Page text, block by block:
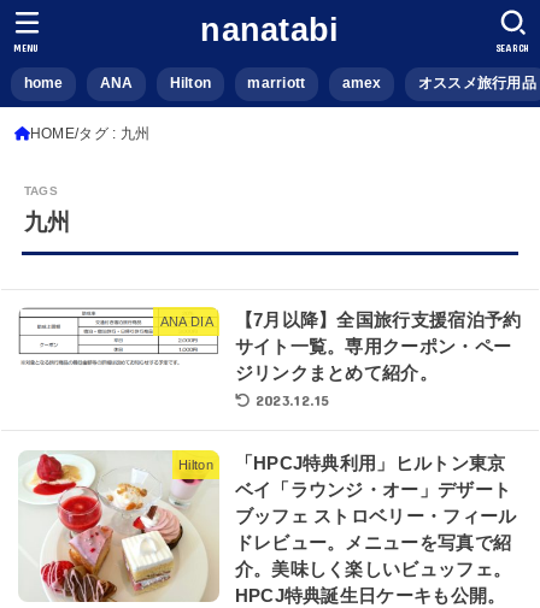
nanatabi
home ANA Hilton marriott amex オススメ旅行用品
SEARCH
MENU
HOME タグ : 九州
九州
ANA DIA
【7月以降】全国旅行支援宿泊予約
サイト一覧。専用クーポン・ペー
ジリンクまとめて紹介。
2023.12.15
Hilton
「HPCJ特典利用」ヒルトン東京
ベイ「ラウンジ・オー」デザート
ブッフェ ストロベリー・フィール
ドレビュー。メニューを写真で紹
介。美味しく楽しいビュッフェ。
HPCJ特典誕生日ケーキも公開。